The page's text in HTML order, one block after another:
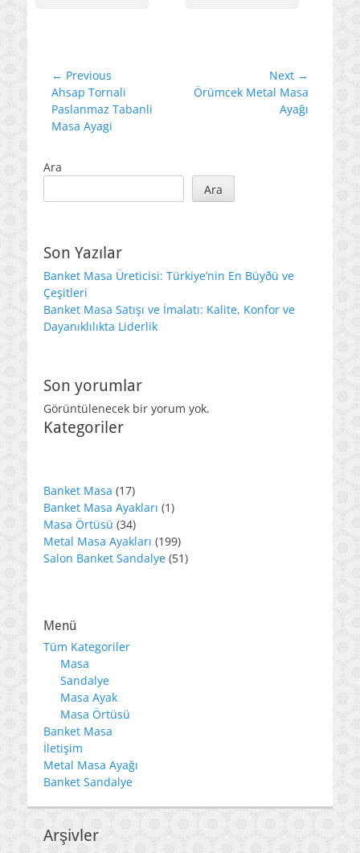
Yazı
gezinmesi
← Previous
Previous
post:
Ahsap Tornali
Paslanmaz Tabanli
Masa Ayagi
Next →
Next
Örümcek Metal Masa
Ayağı
Ara
Ara
Son Yazılar
Banket Masa Üreticisi: Türkiye’nin En Büyðü ve
Çeşitleri
Banket Masa Satışı ve İmalatı: Kalite, Konfor ve
Dayanıklılıkta Liderlik
Son yorumlar
Görüntülenecek bir yorum yok.
Kategoriler
Banket Masa 1717
ürün
Banket Masa Ayakları 11
Masa Örtüsü 3434
ürün
Metal Masa Ayakları 199199
ürün
Salon Banket Sandalye 5151
Menü
Tüm Kategoriler
Masa
Sandalye
Masa Ayak
Masa Örtüsü
Banket Masa
İletişim
Metal Masa Ayağı
Banket Sandalye
Arşivler